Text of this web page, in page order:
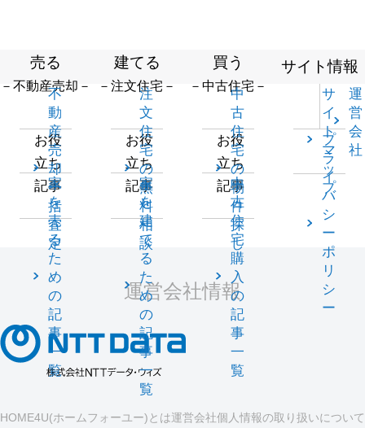
売る
－不動産売却－
不
動
産
売
却
一
括
査
定
お役
立ち
記事
家
を
売
る
た
め
の
記
事
一
覧
建てる
－注文住宅－
注
文
住
宅
の
無
料
相
談
お役
立ち
記事
家
を
建
て
る
た
め
の
記
事
一
覧
買う
－中古住宅－
中
古
住
宅
の
物
件
探
し
お役
立ち
記事
中
古
住
宅
購
入
の
記
事
一
覧
サイト情報
サ
イ
ト
マ
ッ
プ
運
営
会
社
プ
ラ
イ
バ
シ
ー
ポ
リ
シ
ー
運営会社情報
HOME4U(ホームフォーユー)とは運営会社個人情報の取り扱いについて